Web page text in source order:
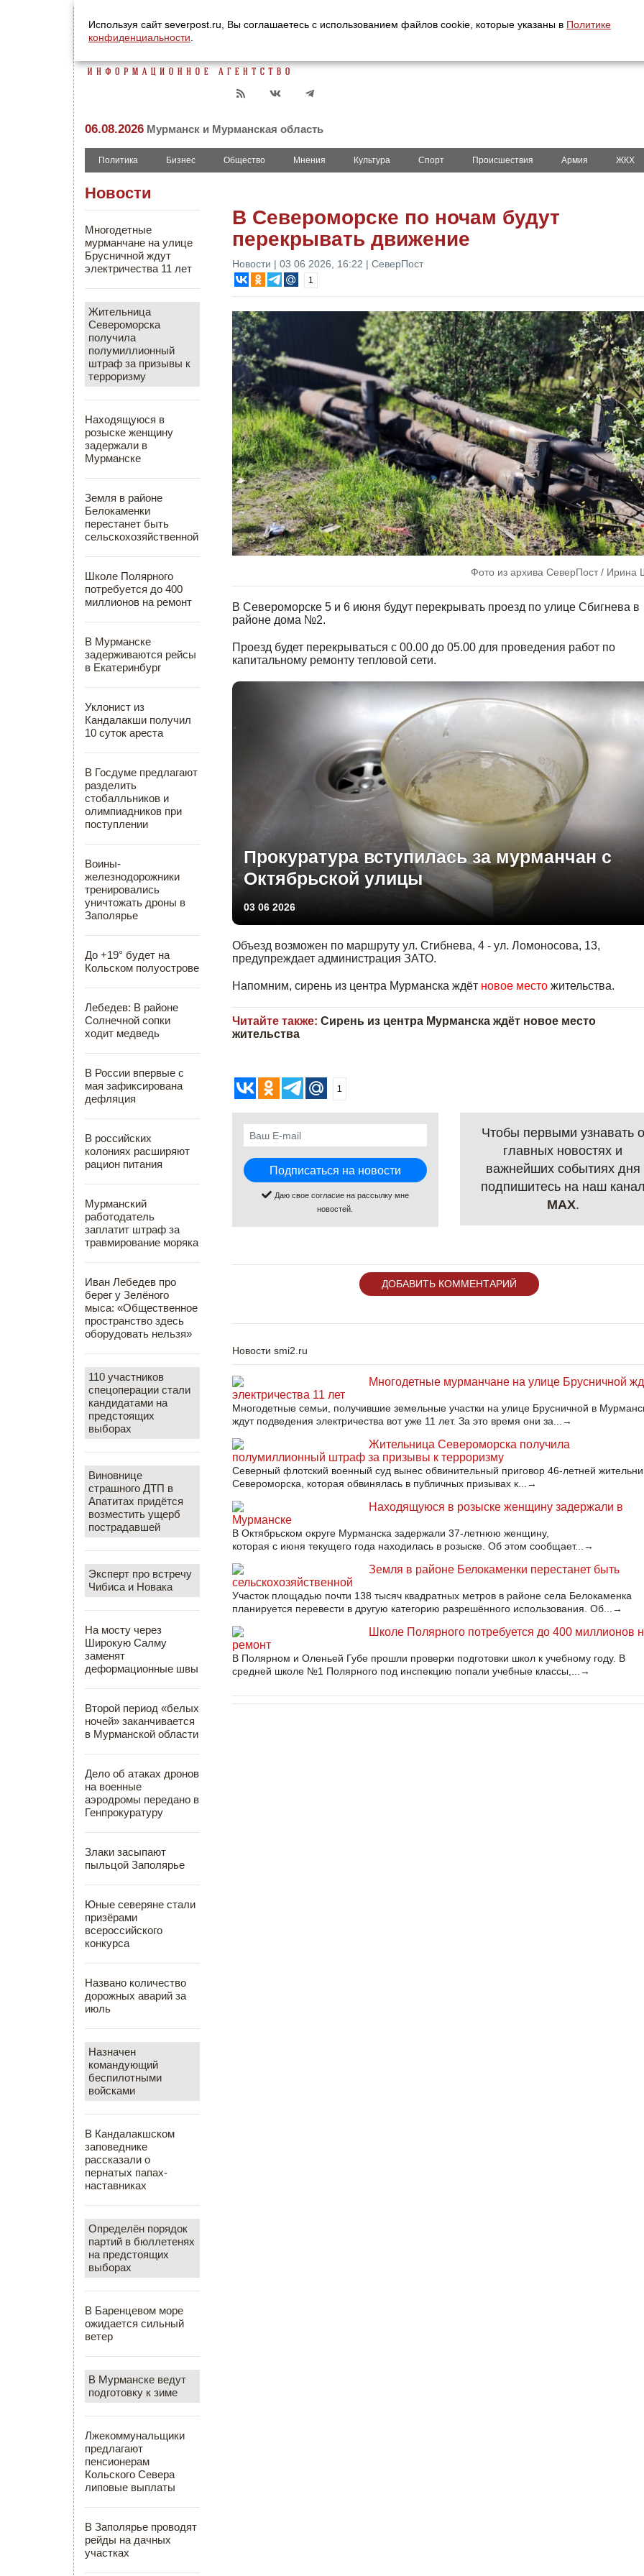
Используя сайт severpost.ru, Вы соглашаетесь с использованием файлов cookie, которые указаны в Политике
конфиденциальности
06.08.2026 Мурманск и Мурманская область
Политика Бизнес Общество Мнения Культура Спорт Происшествия Армия ЖКХ
Новости
Многодетные
мурманчане на улице
Брусничной ждут
электричества 11 лет
Жительница
Североморска
получила
полумиллионный
штраф за призывы к
терроризму
Находящуюся в
розыске женщину
задержали в
Мурманске
Земля в районе
Белокаменки
перестанет быть
сельскохозяйственной
Школе Полярного
потребуется до 400
миллионов на ремонт
В Мурманске
задерживаются рейсы
в Екатеринбург
Уклонист из
Кандалакши получил
10 суток ареста
В Госдуме предлагают
разделить
стобалльников и
олимпиадников при
поступлении
Воины-
железнодорожники
тренировались
уничтожать дроны в
Заполярье
До +19° будет на
Кольском полуострове
Лебедев: В районе
Солнечной сопки
ходит медведь
В России впервые с
мая зафиксирована
дефляция
В российских
колониях расширяют
рацион питания
Мурманский
работодатель
заплатит штраф за
травмирование моряка
Иван Лебедев про
берег у Зелёного
мыса: «Общественное
пространство здесь
оборудовать нельзя»
110 участников
спецоперации стали
кандидатами на
предстоящих
выборах
Виновнице
страшного ДТП в
Апатитах придётся
возместить ущерб
пострадавшей
Эксперт про встречу
Чибиса и Новака
На мосту через
Широкую Салму
заменят
деформационные швы
Второй период «белых
ночей» заканчивается
в Мурманской области
Дело об атаках дронов
на военные
аэродромы передано в
Генпрокуратуру
Злаки засыпают
пыльцой Заполярье
Юные северяне стали
призёрами
всероссийского
конкурса
Названо количество
дорожных аварий за
июль
Назначен
командующий
беспилотными
войсками
В Кандалакшском
заповеднике
рассказали о
пернатых папах-
наставниках
Определён порядок
партий в бюллетенях
на предстоящих
выборах
В Баренцевом море
ожидается сильный
ветер
В Мурманске ведут
подготовку к зиме
Лжекоммунальщики
предлагают
пенсионерам
Кольского Севера
липовые выплаты
В Заполярье проводят
рейды на дачных
участках
В Североморске по ночам будут
перекрывать движение
Новости | 03 06 2026, 16:22 | СеверПост
1
Фото из архива СеверПост / Ирина
В Североморске 5 и 6 июня будут перекрывать проезд по улице Сбигнева в
районе дома №2.
Проезд будет перекрываться с 00.00 до 05.00 для проведения работ по
капитальному ремонту тепловой сети.
Прокуратура вступилась за мурманчан с
Октябрьской улицы
03 06 2026
Объезд возможен по маршруту ул. Сгибнева, 4 - ул. Ломоносова, 13,
предупреждает администрация ЗАТО.
Напомним, сирень из центра Мурманска ждёт новое местожительства.
Читайте также: Сирень из центра Мурманска ждёт новое место
жительства
1
Даю свое согласие на рассылку мне
новостей.
Чтобы первыми узнавать о
главных новостях и
важнейших событиях дня
подпишитесь на наш
MAX.
ДОБАВИТЬ КОММЕНТАРИЙ
Новости smi2.ru
Многодетные мурманчане на улице Брусничной
электричества 11 лет
Многодетные семьи, получившие земельные участки на улице Брусничной в
ждут подведения электричества вот уже 11 лет. За это время они за...→
Жительница Североморска получила
полумиллионный штраф за призывы к терроризму
Северный флотский военный суд вынес обвинительный приговор 46-летней
Североморска, которая обвинялась в публичных призывах к...→
Находящуюся в розыске женщину задержали в
Мурманске
В Октябрьском округе Мурманска задержали 37-летнюю женщину,
которая с июня текущего года находилась в розыске. Об этом сообщает...→
Земля в районе Белокаменки перестанет быть
сельскохозяйственной
Участок площадью почти 138 тысяч квадратных метров в районе села Белокаменка
планируется перевести в другую категорию разрешённого использования. Об...→
Школе Полярного потребуется до 400 миллионов
ремонт
В Полярном и Оленьей Губе прошли проверки подготовки школ к учебному году. В
средней школе №1 Полярного под инспекцию попали учебные классы,...→